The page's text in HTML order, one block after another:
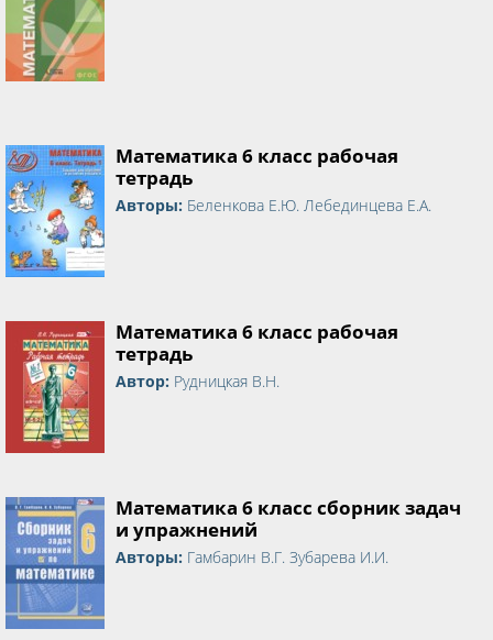
Математика 6 класс рабочая
тетрадь
Авторы: Беленкова Е.Ю. Лебединцева Е.А.
Математика 6 класс рабочая
тетрадь
Автор: Рудницкая В.Н.
Математика 6 класс сборник задач
и упражнений
Авторы: Гамбарин В.Г. Зубарева И.И.